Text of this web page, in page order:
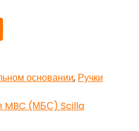
основании, Ручки
MBC (МБС) Scilla